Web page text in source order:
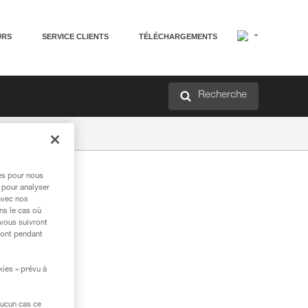
SERVICE CLIENTS TÉLÉCHARGEMENTS
Recherche
pour nous
analyser
nos
le cas où
suivront
pendant
» prévu à
cas ce